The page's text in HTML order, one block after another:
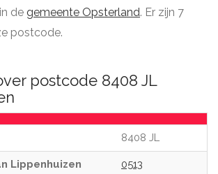
in de gemeente Opsterland. Er zijn 7
postcode.
postcode 8408 JL
8408 JL
Lippenhuizen 0513